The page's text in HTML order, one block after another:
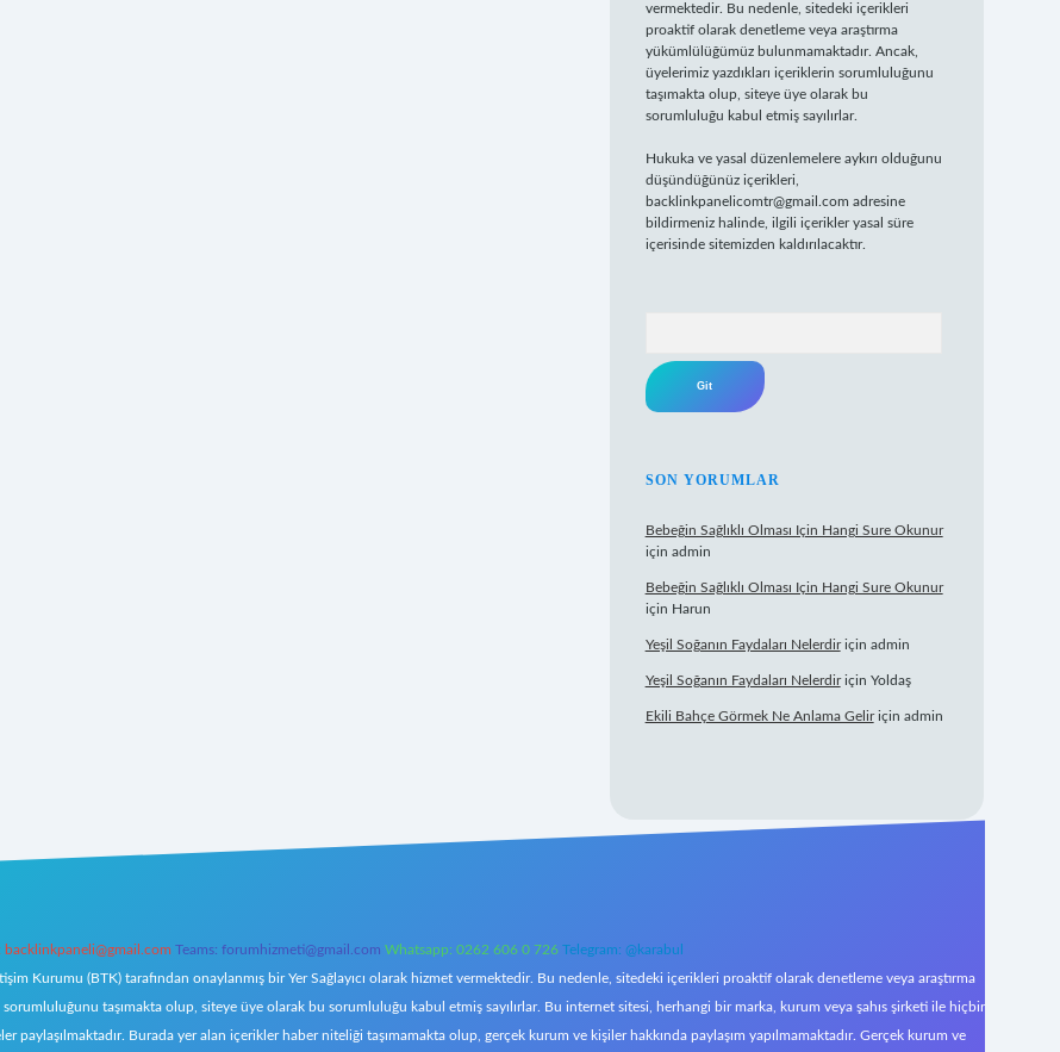
vermektedir. Bu nedenle, sitedeki içerikleri
proaktif olarak denetleme veya araştırma
yükümlülüğümüz bulunmamaktadır. Ancak,
üyelerimiz yazdıkları içeriklerin sorumluluğunu
taşımakta olup, siteye üye olarak bu
sorumluluğu kabul etmiş sayılırlar.
Hukuka ve yasal düzenlemelere aykırı olduğunu
düşündüğünüz içerikleri,
backlinkpanelicomtr@gmail.com adresine
bildirmeniz halinde, ilgili içerikler yasal süre
içerisinde sitemizden kaldırılacaktır.
SON YORUMLAR
Bebeğin Sağlıklı Olması Için Hangi Sure Okunur
için admin
Bebeğin Sağlıklı Olması Için Hangi Sure Okunur
için Harun
Yeşil Soğanın Faydaları Nelerdiriçin admin
Yeşil Soğanın Faydaları Nelerdiriçin Yoldaş
Ekili Bahçe Görmek Ne Anlama Geliriçin admin
backlinkpaneli@gmail.com Teams: forumhizmeti@gmail.com Whatsapp: 0262 606 0 726 Telegram: @karabul
Kurumu (BTK) tarafından onaylanmış bir Yer Sağlayıcı olarak hizmet vermektedir. Bu nedenle, sitedeki içerikleri proaktif olarak denetleme veya araştırma
taşımakta olup, siteye üye olarak bu sorumluluğu kabul etmiş sayılırlar. Bu internet sitesi, herhangi bir marka, kurum veya şahıs şirketi ile hiçbir
paylaşılmaktadır. Burada yer alan içerikler haber niteliği taşımamakta olup, gerçek kurum ve kişiler hakkında paylaşım yapılmamaktadır. Gerçek kurum ve